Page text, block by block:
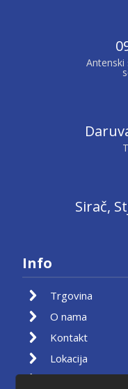
Antenski
Sirač,
Info
Trgovina
O nama
Kontakt
Lokacija